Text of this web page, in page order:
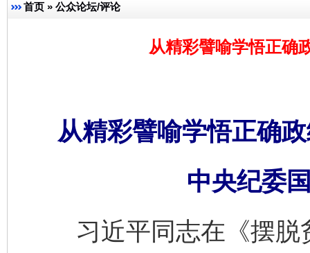
首页 » 公众论坛/评论
从精彩譬喻学悟正确
从精彩譬喻学悟正确
中央纪委
习近平同志在《摆脱